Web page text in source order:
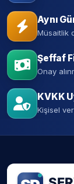
Aynı
Müsaitlik
Şeffaf
Onay
KVKK
Kişisel